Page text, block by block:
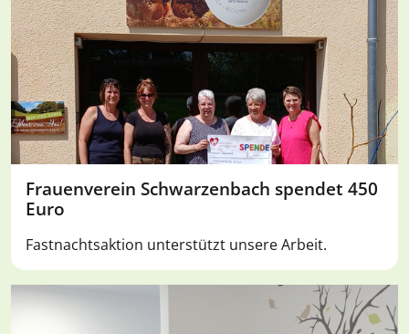
Frauenverein Schwarzenbach spendet 450
Euro
Fastnachtsaktion unterstützt unsere Arbeit.